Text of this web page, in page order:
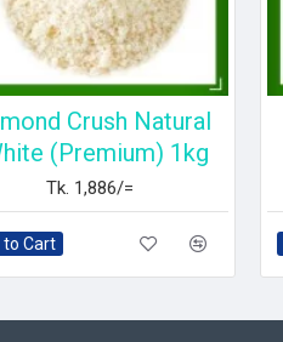
Crush Natural
(Premium) 1kg
Tk. 1,886/=
to Cart